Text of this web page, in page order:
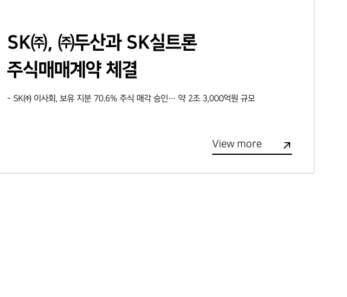
SK㈜, ㈜두산과 SK실트론
주식매매계약 체결
- SK㈜ 이사회, 보유 지분 70.6% 주식 매각 승인… 약 2조 3,000억원 규모
View more